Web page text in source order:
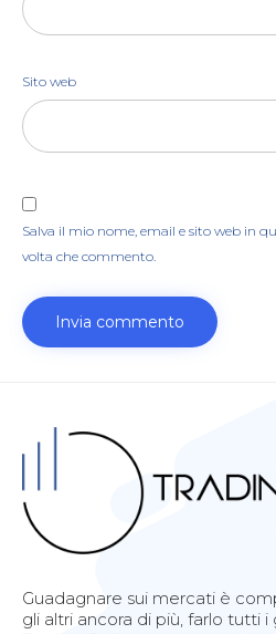
Sito web
Salva il mio nome, email e sito web in
volta che commento.
Guadagnare sui mercati è
gli altri ancora di più, farlo tutti i